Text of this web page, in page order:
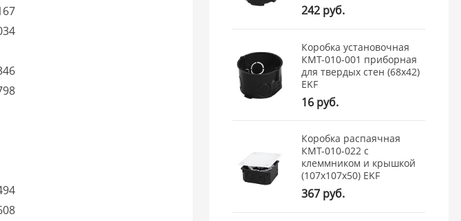
242 руб.
Коробка установочная
КМТ-010-001 приборная
для твердых стен (68х42)
EKF
16 руб.
Коробка распаячная
КМТ-010-022 с
клеммником и крышкой
(107х107х50) EKF
367 руб.